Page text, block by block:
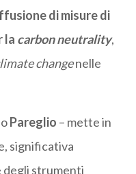
di misure di
la carbon neutrality,
changenelle
Pareglio – mette in
significativa
degli strumenti